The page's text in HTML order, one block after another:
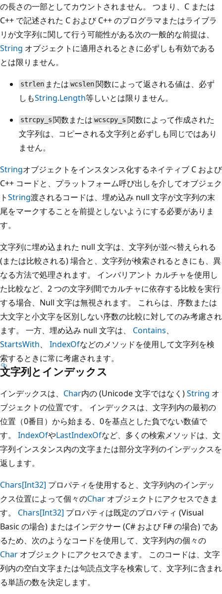
の長さの一部としてカウントされません。 つまり、C または
C++ で記述された C および C++ のプログラマまたはライブラ
リが文字列に関して行う可能性がある次の一般的な前提は、
String オブジェクトに適用されるときに必ずしも有効である
とは限りません。
strlen または wcslen関数によって返される値は、必ず
しもString.Length等しいとは限りません。
strcpy_s 関数または wcscpy_s 関数によって作成された
文字列は、コピーされる文字列と必ずしも同じではあり
ません。
Stringオブジェクトをインスタンス化するネイティブ C および
C++ コードと、プラットフォーム呼び出しを介してオブジェク
トString渡されるコードは、埋め込み null 文字が文字列の末
尾をマークすることを前提としないようにする必要がありま
す。
文字列に埋め込まれた null 文字は、文字列が並べ替えられる
(または比較される) 場合と、文字列が検索されるときにも、異
なる方法で処理されます。 インバリアント カルチャを使用し
た比較など、2 つの文字列間でカルチャに依存する比較を実行
する場合、Null 文字は無視されます。 これらは、序数または
大文字と小文字を区別しない序数の比較に対してのみ考慮され
ます。 一方、埋め込み null 文字は、 Contains、
StartsWith、 IndexOfなどのメソッドを使用して文字列を検
索するときに常に考慮されます。
文字列とインデックス
インデックスは、 Char内の (Unicode 文字ではなく)String オ
ブジェクトの位置です。 インデックスは、文字列内の最初の
位置（0番目）から始まる、0を基点とした負でない数値で
す。 IndexOfやLastIndexOfなど、多くの検索メソッドは、文
字列インスタンス内の文字または部分文字列のインデックスを
返します。
Chars[Int32] プロパティを使用すると、文字列内のインデッ
クス位置によって個々のChar オブジェクトにアクセスできま
す。 Chars[Int32] プロパティは既定のプロパティ (Visual
Basic の場合) またはインデクサー (C# および F# の場合) であ
るため、次のようなコードを使用して、文字列内の個々の
Char オブジェクトにアクセスできます。 このコードは、文字
列内の空白文字または句読点文字を検索して、文字列に含まれ
る単語の数を決定します。